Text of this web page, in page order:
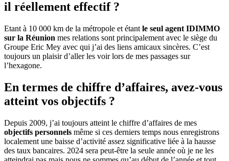
il réellement effectif ?
Etant à 10 000 km de la métropole et étant le seul agent IDIMMO
sur la Réunion mes relations sont principalement avec le siège du
Groupe Eric Mey avec qui j’ai des liens amicaux sincères. C’est
toujours un plaisir d’aller les voir lors de mes passages sur
l’hexagone.
En termes de chiffre d’affaires, avez-vous
atteint vos objectifs ?
Depuis 2009, j’ai toujours atteint le chiffre d’affaires de mes
objectifs personnels même si ces derniers temps nous enregistrons
localement une baisse d’activité assez significative liée à la hausse
des taux bancaires. 2024 sera peut-être la seule année où je ne les